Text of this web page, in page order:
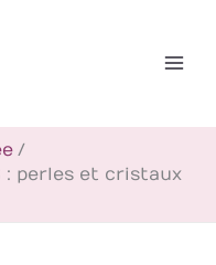
: perles et cristaux